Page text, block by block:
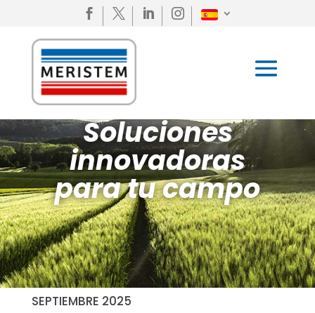
   
Soluciones
innovadoras
para tu campo
SEPTIEMBRE 2025